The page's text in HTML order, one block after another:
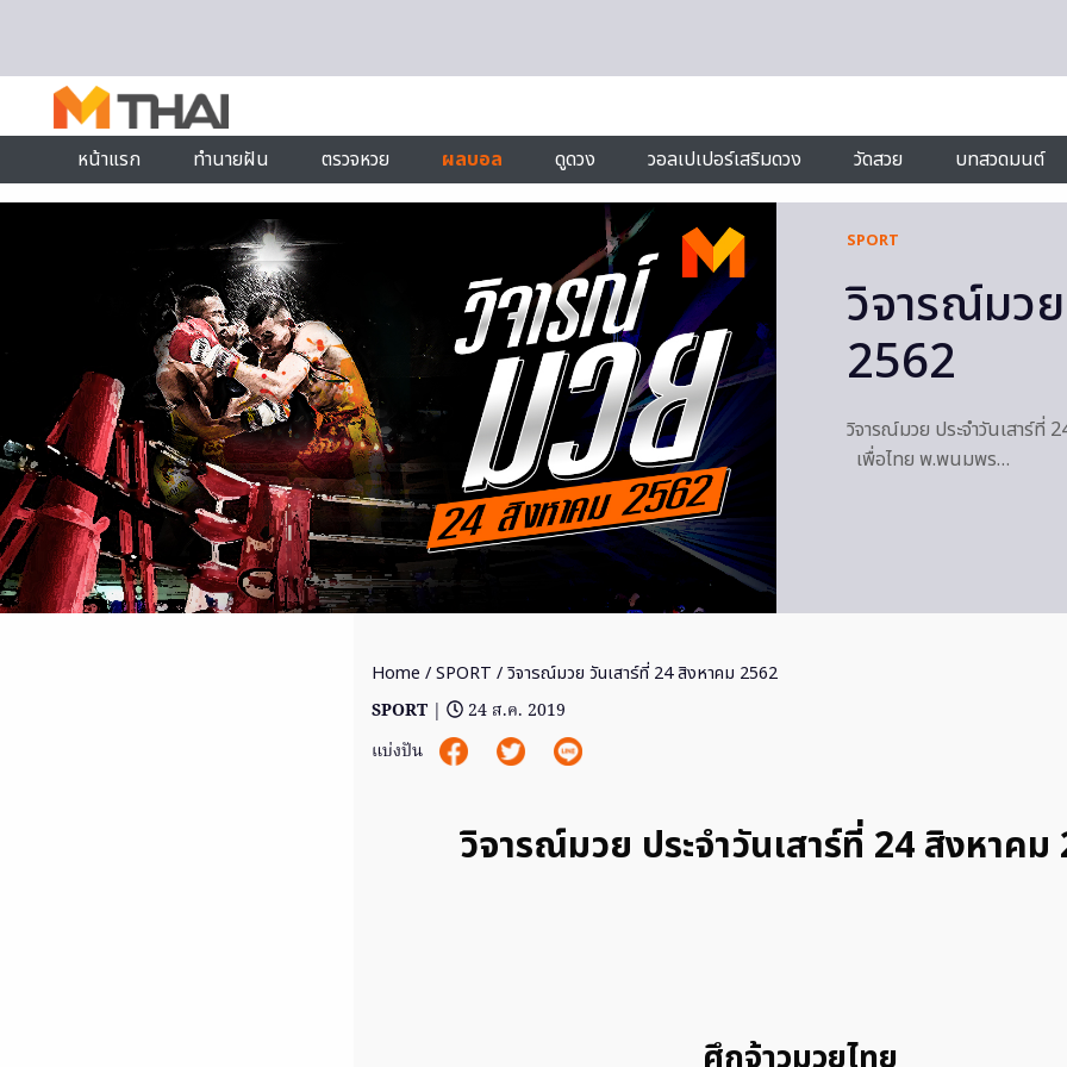
หน้าแรก ทำนายฝัน ตรวจหวย ผลบอล ดูดวง วอลเปเปอร์เสริมดวง วัดสวย บทสวดมนต์
SPORT
วิจารณ์มว
2562
วิจารณ์มวย ประจำวันเสาร์ที่
เพื่อไทย พ.พนมพร…
Home /SPORT / วิจารณ์มวย วันเสาร์ที่ 24 สิงหาคม 2562
SPORT |
24 ส.ค. 2019
แบ่งปัน
วิจารณ์มวย ประจำวันเสาร์ที่ 24 สิงหาคม